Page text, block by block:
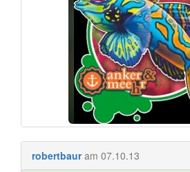
robertbaur am 07.10.13